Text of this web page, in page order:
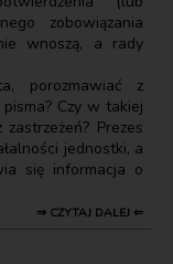
zobowiązania
wnoszą, a rady
porozmawiać z
Czy w takiej
Prezes
jednostki, a
się informacja o
⇒ CZYTAJ DALEJ ⇐